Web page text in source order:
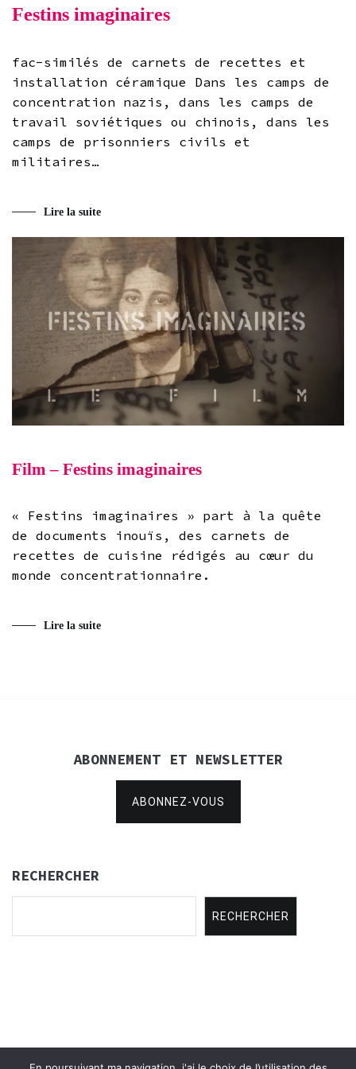
Festins imaginaires
fac-similés de carnets de recettes et
installation céramique Dans les camps de
concentration nazis, dans les camps de
travail soviétiques ou chinois, dans les
camps de prisonniers civils et
militaires…
Lire la suite
Film – Festins imaginaires
« Festins imaginaires » part à la quête
de documents inouïs, des carnets de
recettes de cuisine rédigés au cœur du
monde concentrationnaire.
Lire la suite
ABONNEMENT ET NEWSLETTER
ABONNEZ-VOUS
RECHERCHER
RECHERCHER